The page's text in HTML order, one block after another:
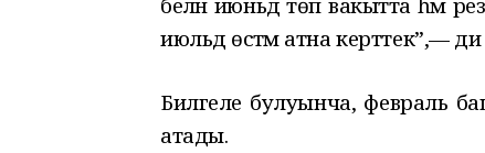
июльдә өстәмә атна керттек”,—
Билгеле булуынча, февраль
атады.